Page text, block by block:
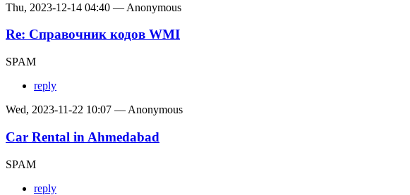
Thu, 2023-12-14 04:40 — Anonymous
Re: Справочник кодов WMI
SPAM
reply
Wed, 2023-11-22 10:07 — Anonymous
Car Rental in Ahmedabad
SPAM
reply